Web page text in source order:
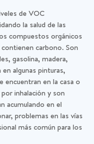
de VOC
la salud de las
compuestos orgánicos
carbono. Son
gasolina, madera,
algunas pinturas,
en la casa o
inhalación y son
acumulando en el
problemas en las vías
más común para los